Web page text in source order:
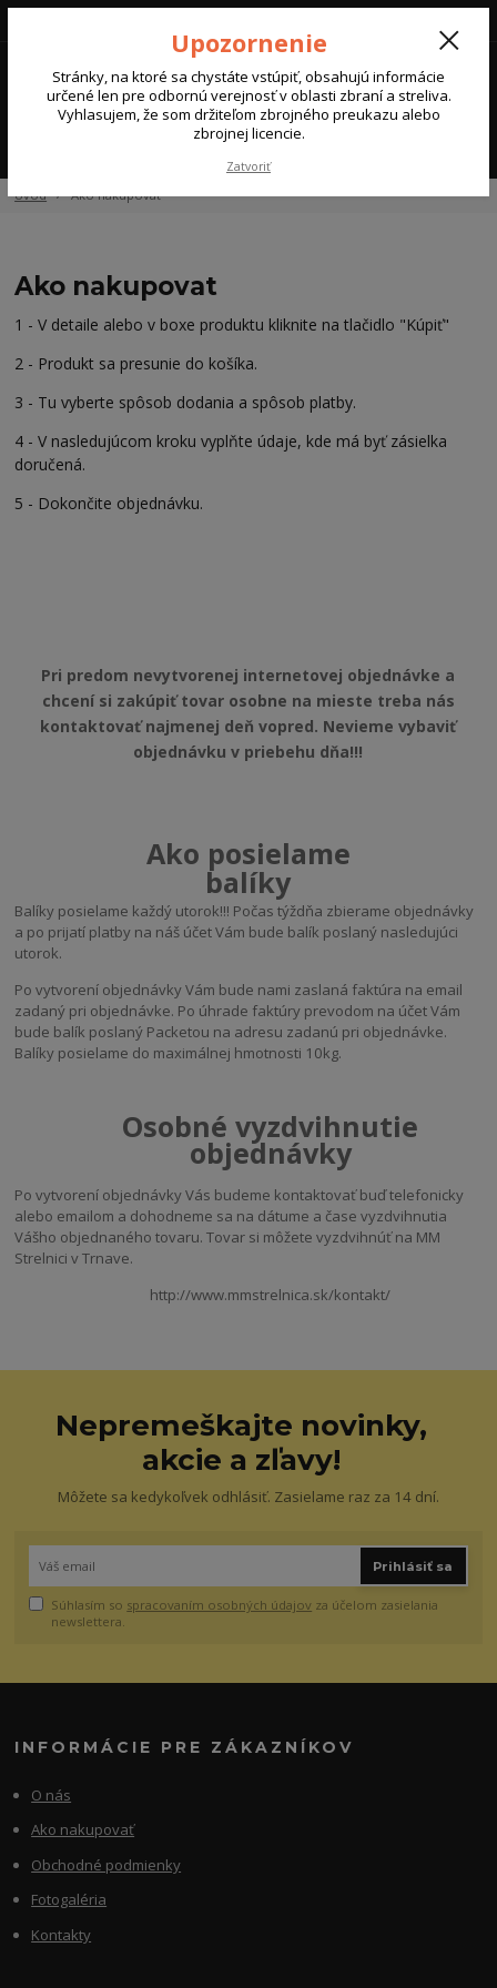
0 €
Úvod Ako nakupovať
Pri predom nevytvorenej internetovej objednávke a
chcení si zakúpiť tovar osobne na mieste treba nás
kontaktovať najmenej deň vopred. Nevieme vybaviť
objednávku v priebehu dňa!!!
Ako posielame
balíky
Balíky posielame každý utorok!!! Počas týždňa zbierame objednávky
a po prijatí platby na náš účet Vám bude balík poslaný nasledujúci
utorok.
Po vytvorení objednávky Vám bude nami zaslaná faktúra na email
zadaný pri objednávke. Po úhrade faktúry prevodom na účet Vám
bude balík poslaný Packetou na adresu zadanú pri objednávke.
Balíky posielame do maximálnej hmotnosti 10kg.
Osobné vyzdvihnutie
objednávky
Po vytvorení objednávky Vás budeme kontaktovať buď telefonicky
alebo emailom a dohodneme sa na dátume a čase vyzdvihnutia
Vášho objednaného tovaru. Tovar si môžete vyzdvihnúť na MM
Strelnici v Trnave.
http://www.mmstrelnica.sk/kontakt/
Ako nakupovat
1 - V detaile alebo v boxe produktu kliknite na tlačidlo "Kúpiť"
2 - Produkt sa presunie do košíka.
3 - Tu vyberte spôsob dodania a spôsob platby.
4 - V nasledujúcom kroku vyplňte údaje, kde má byť zásielka
doručená.
5 - Dokončite objednávku.
Nepremeškajte novinky,
akcie a zľavy!
Môžete sa kedykoľvek odhlásiť. Zasielame raz za 14 dní.
Prihlásiť sa
Súhlasím so spracovaním osobných údajov za účelom zasielania
newslettera.
INFORMÁCIE PRE ZÁKAZNÍKOV
O nás
Ako nakupovať
Obchodné podmienky
Fotogaléria
Kontakty
Upozornenie
Stránky, na ktoré sa chystáte vstúpiť, obsahujú informácie
určené len pre odbornú verejnosť v oblasti zbraní a streliva.
Vyhlasujem, že som držiteľom zbrojného preukazu alebo
zbrojnej licencie.
Zatvoriť